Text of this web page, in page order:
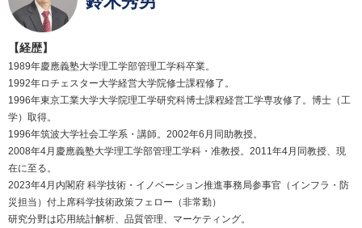
【経歴】
1989年慶應義塾大学理工学部管理工学科卒業。
1992年ロチェスター大学経営大学院修士課程修了。
1996年東京工業大学大学院理工学研究科博士課程経営工学専攻修了。博士（工
学）取得。
1996年筑波大学社会工学系・講師。2002年6月同助教授。
2008年4月慶應義塾大学理工学部管理工学科・准教授。2011年4月同教授、現
在に至る。
2023年4月内閣府 科学技術・イノベーション推進事務局参事官（インフラ・防
災担当）付上席科学技術政策フェロー（非常勤）
研究分野は応用統計解析、品質管理、マーケティング。